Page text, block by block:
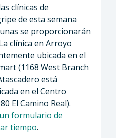
clínicas de
de esta semana
se proporcionarán
clínica en Arroyo
ubicada en el
(1168 West Branch
está
en el Centro
El Camino Real).
formulario de
tiempo.